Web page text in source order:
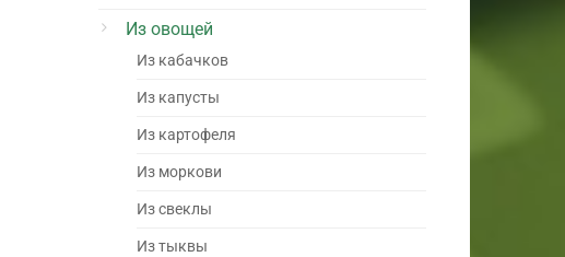
Из овощей
Из кабачков
Из капусты
Из картофеля
Из моркови
Из свеклы
Из тыквы